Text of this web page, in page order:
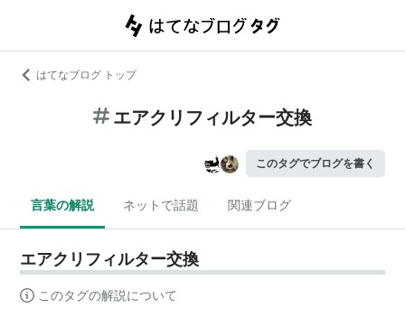
はてなブログ トップ
エアクリフィルター交換
このタグでブログを書く
言葉の解説 ネットで話題 関連ブログ
エアクリフィルター交換
このタグの解説について